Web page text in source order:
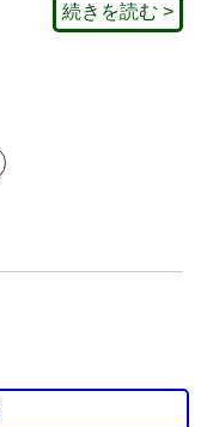
続きを読む >